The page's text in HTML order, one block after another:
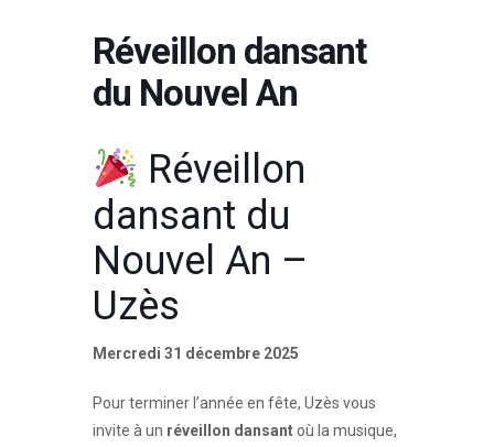
Réveillon dansant
du Nouvel An
Réveillon
dansant du
Nouvel An –
Uzès
Mercredi 31 décembre 2025
Pour terminer l’année en fête, Uzès vous
invite à un réveillon dansantoù la musique,